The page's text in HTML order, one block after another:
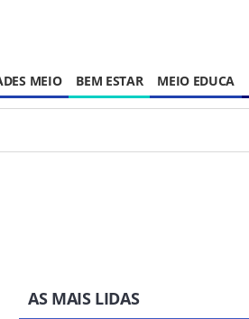
MEIO BEM ESTAR MEIO EDUCA
AS MAIS LIDAS